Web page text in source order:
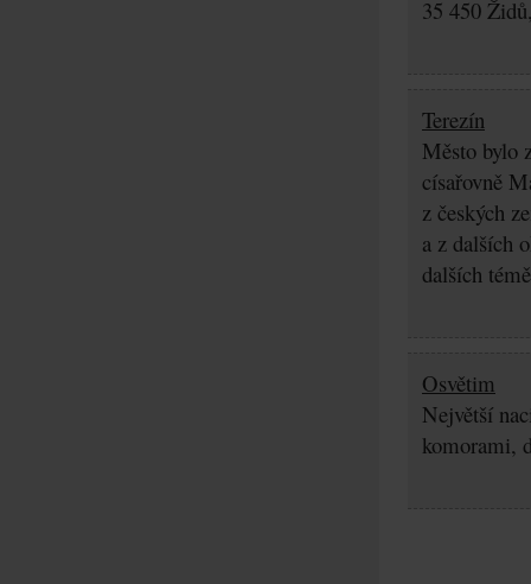
35 450
Terezín
Město bylo
císařovně
z českých
a z dalších
dalších
Osvětim
Největší
komorami,